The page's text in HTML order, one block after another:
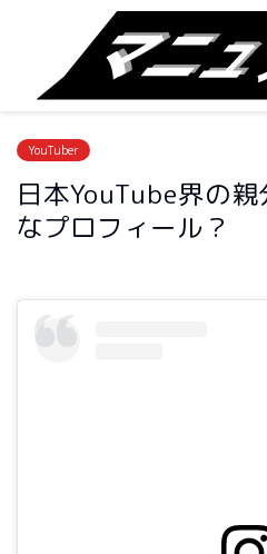
YouTuber
日本YouTube界の
なプロフィール？